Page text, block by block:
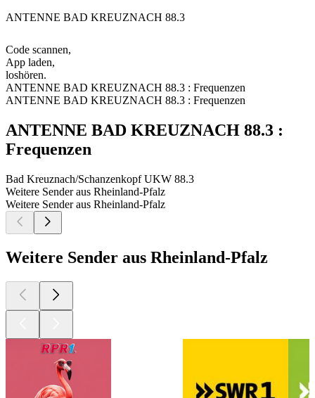
ANTENNE BAD KREUZNACH 88.3
Code scannen,
App laden,
loshören.
ANTENNE BAD KREUZNACH 88.3 : Frequenzen
ANTENNE BAD KREUZNACH 88.3 : Frequenzen
ANTENNE BAD KREUZNACH 88.3 :
Frequenzen
Bad Kreuznach/Schanzenkopf UKW 88.3
Weitere Sender aus Rheinland-Pfalz
Weitere Sender aus Rheinland-Pfalz
Weitere Sender aus Rheinland-Pfalz